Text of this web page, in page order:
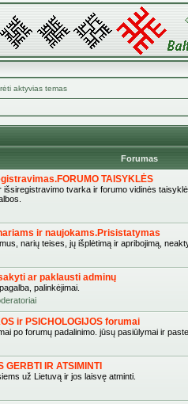
aktyvias temas
Forumas
TAISYKLĖS
išsiregistravimo tvarka ir forumo vidinės
ir naujokams.Prisistatymas
narių teises, jų išplėtimą ir apribojimą,
ar paklausti adminų
palinkėjimai.
ir PSICHOLOGIJOS forumai
po forumų padalinimo. jūsų pasiūlymai ir
GERBTI IR ATSIMINTI
už Lietuvą ir jos laisvę atminti.